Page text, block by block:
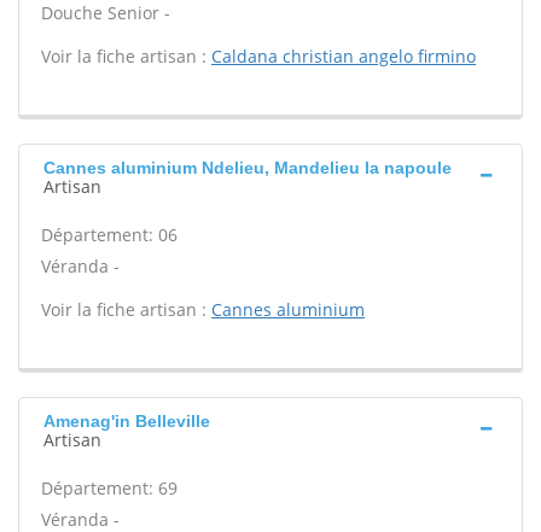
Douche Senior -
Voir la fiche artisan : Caldana christian angelo firmino
Cannes aluminium Ndelieu, Mandelieu la napoule
Artisan
Département: 06
Véranda -
Voir la fiche artisan : Cannes aluminium
Amenag'in Belleville
Artisan
Département: 69
Véranda -